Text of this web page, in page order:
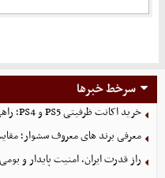
سرخط خبرها
خرید اکانت ظرفیتی PS5 و PS4؛ راهی اقتصادی برای تجربه بازی‌های محبوب
معرفی برند های معروف سشوار؛
راز قدرت ایران، امنیت پایدار و